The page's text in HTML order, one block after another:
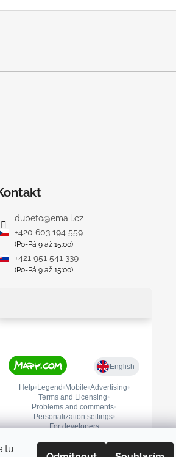
tu
dupeto@email.cz
+420 603 194 559
(Po-Pá 9 až 15:00)
+421 951 541 339
(Po-Pá 9 až 15:00)